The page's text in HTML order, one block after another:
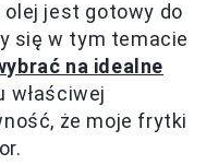
olej jest gotowy do
się w tym temacie
na idealne
właściwej
że moje frytki